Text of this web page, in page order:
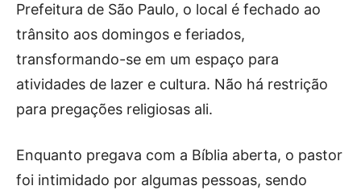
Prefeitura de São Paulo, o local é fechado ao
trânsito aos domingos e feriados,
transformando-se em um espaço para
atividades de lazer e cultura. Não há restrição
para pregações religiosas ali.
Enquanto pregava com a Bíblia aberta, o pastor
foi intimidado por algumas pessoas, sendo